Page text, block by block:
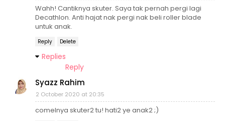
Wahh! Cantiknya skuter. Saya tak pernah pergi lagi
Decathlon. Anti hajat nak pergi nak beli roller blade
untuk anak.
Reply Delete
Replies
Reply
Syazz Rahim
2 October 2020 at 20:35
comelnya skuter2 tu! hati2 ye anak2 ;)